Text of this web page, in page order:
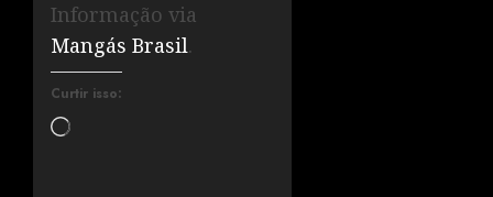
Informação via
Mangás Brasil.
Curtir isso: